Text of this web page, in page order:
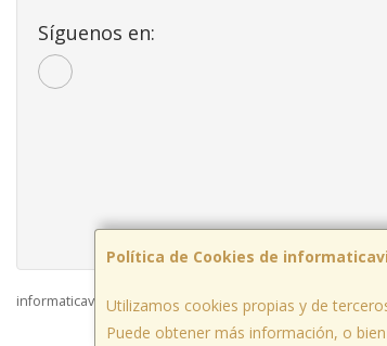
Política de Cookies de
Utilizamos cookies propias y de
Puede obtener más información, o
Síguenos en:
informaticavillanueva.com © 2026